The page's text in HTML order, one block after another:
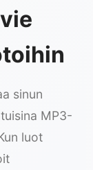
sinun
MP3-
luot